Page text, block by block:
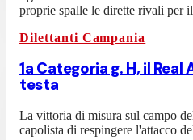
proprie spalle le dirette rivali per
Dilettanti Campania
1a Categoria g. H, il
testa
La vittoria di misura sul campo
capolista di respingere l'attacco